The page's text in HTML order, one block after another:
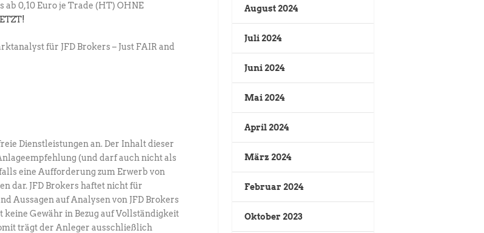
ab 0,10 Euro je Trade (HT) OHNE
für JFD Brokers – Just FAIR and
Dienstleistungen an. Der Inhalt dieser
(und darf auch nicht als
eine Aufforderung zum Erwerb von
dar. JFD Brokers haftet nicht für
Aussagen auf Analysen von JFD Brokers
Gewähr in Bezug auf Vollständigkeit
trägt der Anleger ausschließlich
August 2024
Juli 2024
Juni 2024
Mai 2024
April 2024
März 2024
Februar 2024
Oktober 2023